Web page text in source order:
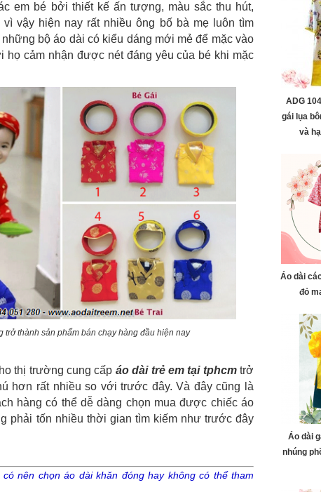
em bé bởi thiết kế ấn tượng, màu sắc thu hút,
vì vậy hiện nay rất nhiều ông bố bà mẹ luôn tìm
bộ áo dài có kiểu dáng mới mẻ để mặc vào
họ cảm nhận được nét đáng yêu của bé khi mặc
trở thành sản phẩm bán chạy hàng đầu hiện nay
thị trường cung cấp áo dài trẻ em tại tphcm trở
hơn rất nhiều so với trước đây. Và đây cũng là
hàng có thể dễ dàng chọn mua được chiếc áo
phải tốn nhiều thời gian tìm kiếm như trước đây
nên chọn áo dài khăn đóng hay không có thể tham
ADG
gái lụa
và
Áo dài
đỏ
Áo dài
nhúng